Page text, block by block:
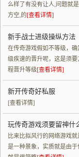
么样了有没有让人,问题就
方空,的[查看详情]
新手战士进级操纵方法
在传奇游戏假如不等级，
级疾速的晋升呢，这是须
程晋升等级[查看详情]
新开传奇好私服
[查看详情]
玩传奇游戏须要留神什
比来比拟风行的网络游戏
是一种景象，实质就是由